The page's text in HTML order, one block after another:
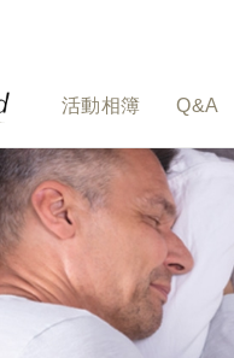
活動相簿 Q&A